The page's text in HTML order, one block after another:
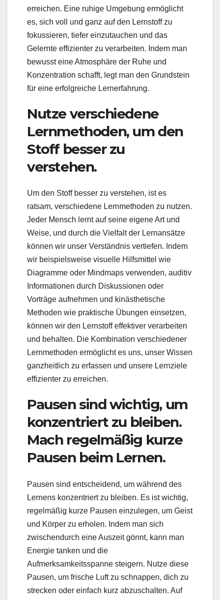
erreichen. Eine ruhige Umgebung ermöglicht
es, sich voll und ganz auf den Lernstoff zu
fokussieren, tiefer einzutauchen und das
Gelernte effizienter zu verarbeiten. Indem man
bewusst eine Atmosphäre der Ruhe und
Konzentration schafft, legt man den Grundstein
für eine erfolgreiche Lernerfahrung.
Nutze verschiedene
Lernmethoden, um den
Stoff besser zu
verstehen.
Um den Stoff besser zu verstehen, ist es
ratsam, verschiedene Lernmethoden zu nutzen.
Jeder Mensch lernt auf seine eigene Art und
Weise, und durch die Vielfalt der Lernansätze
können wir unser Verständnis vertiefen. Indem
wir beispielsweise visuelle Hilfsmittel wie
Diagramme oder Mindmaps verwenden, auditiv
Informationen durch Diskussionen oder
Vorträge aufnehmen und kinästhetische
Methoden wie praktische Übungen einsetzen,
können wir den Lernstoff effektiver verarbeiten
und behalten. Die Kombination verschiedener
Lernmethoden ermöglicht es uns, unser Wissen
ganzheitlich zu erfassen und unsere Lernziele
effizienter zu erreichen.
Pausen sind wichtig, um
konzentriert zu bleiben.
Mach regelmäßig kurze
Pausen beim Lernen.
Pausen sind entscheidend, um während des
Lernens konzentriert zu bleiben. Es ist wichtig,
regelmäßig kurze Pausen einzulegen, um Geist
und Körper zu erholen. Indem man sich
zwischendurch eine Auszeit gönnt, kann man
Energie tanken und die
Aufmerksamkeitsspanne steigern. Nutze diese
Pausen, um frische Luft zu schnappen, dich zu
strecken oder einfach kurz abzuschalten. Auf